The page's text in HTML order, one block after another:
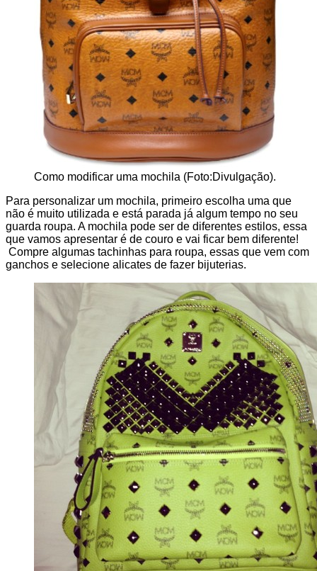
Como modificar uma mochila (Foto:Divulgação).
Para personalizar um mochila, primeiro escolha uma que
não é muito utilizada e está parada já algum tempo no seu
guarda roupa. A mochila pode ser de diferentes estilos, essa
que vamos apresentar é de couro e vai ficar bem diferente!
Compre algumas tachinhas para roupa, essas que vem com
ganchos e selecione alicates de fazer bijuterias.